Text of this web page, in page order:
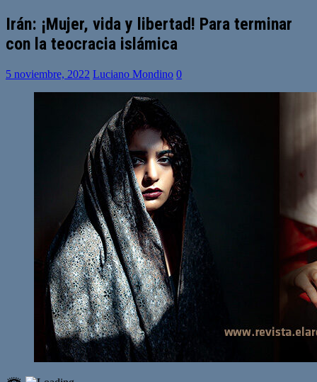
Irán: ¡Mujer, vida y libertad! Para terminar
con la teocracia islámica
5 noviembre, 2022 Luciano Mondino 0